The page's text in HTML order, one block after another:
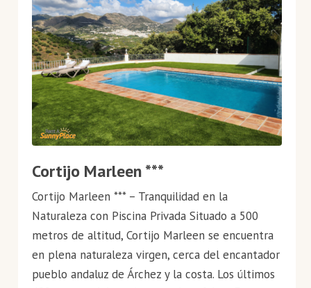
Cortijo Marleen ***
Cortijo Marleen *** – Tranquilidad en la
Naturaleza con Piscina Privada Situado a 500
metros de altitud, Cortijo Marleen se encuentra
en plena naturaleza virgen, cerca del encantador
pueblo andaluz de Árchez y la costa. Los últimos